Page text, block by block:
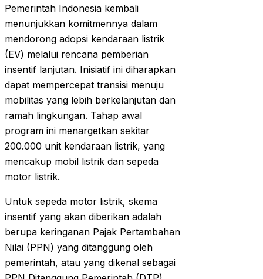
Pemerintah Indonesia kembali
menunjukkan komitmennya dalam
mendorong adopsi kendaraan listrik
(EV) melalui rencana pemberian
insentif lanjutan. Inisiatif ini diharapkan
dapat mempercepat transisi menuju
mobilitas yang lebih berkelanjutan dan
ramah lingkungan. Tahap awal
program ini menargetkan sekitar
200.000 unit kendaraan listrik, yang
mencakup mobil listrik dan sepeda
motor listrik.
Untuk sepeda motor listrik, skema
insentif yang akan diberikan adalah
berupa keringanan Pajak Pertambahan
Nilai (PPN) yang ditanggung oleh
pemerintah, atau yang dikenal sebagai